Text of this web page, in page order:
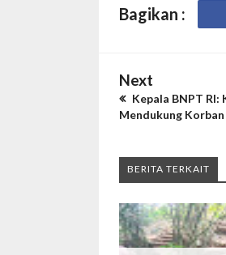
Bagikan :
Next
Kepala BNPT RI:
Mendukung
BERITA TERKAIT